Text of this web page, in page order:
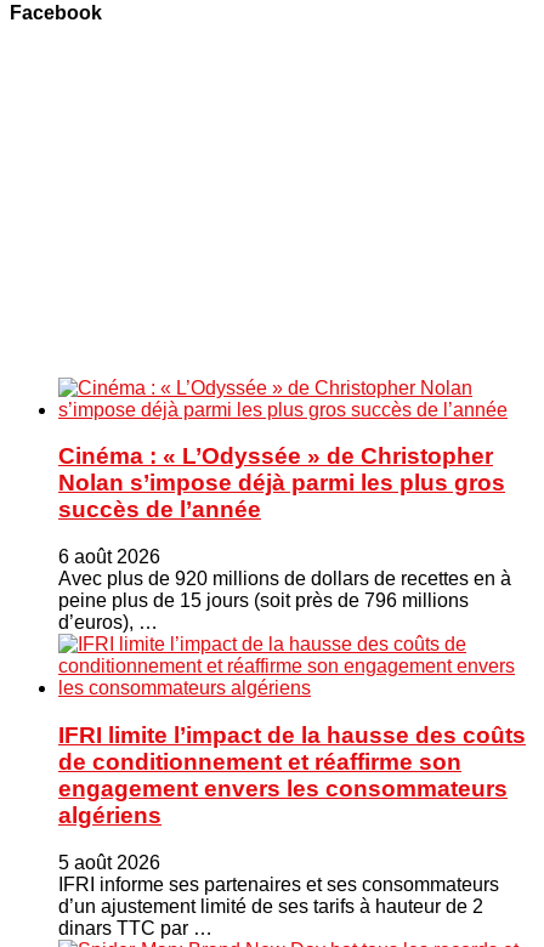
Facebook
Cinéma : « L’Odyssée » de Christopher
Nolan s’impose déjà parmi les plus gros
succès de l’année
6 août 2026
Avec plus de 920 millions de dollars de recettes en à
peine plus de 15 jours (soit près de 796 millions
d’euros), …
IFRI limite l’impact de la hausse des coûts
de conditionnement et réaffirme son
engagement envers les consommateurs
algériens
5 août 2026
IFRI informe ses partenaires et ses consommateurs
d’un ajustement limité de ses tarifs à hauteur de 2
dinars TTC par …